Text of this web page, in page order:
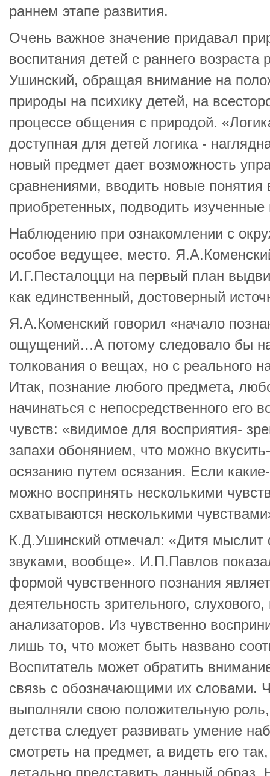
раннем этапе развития.
Очень важное значение придавал
воспитания детей с раннего возраста
Ушинский, обращая внимание на
природы на психику детей, на
процессе общения с природой.
доступная для детей логика -
новый предмет дает возможность
сравнениями, вводить новые понятия
приобретенных, подводить
Наблюдению при ознакомлении с
особое ведущее, место.
И.Г.Песталоцци на первый план
как единственный, достоверный
Я.А.Коменский говорил «начало
ощущений…А потому следовало бы
толкования о вещах, но с реального
Итак, познание любого предмета,
начинаться с непосредственного его
чувств: «видимое для восприятия-
запахи обонянием, что можно
осязанию путем осязания. Если
можно воспринять несколькими
схватываются несколькими
К.Д.Ушинский отмечал: «Дитя
звуками, вообще». И.П.Павлов
формой чувственного познания
деятельность зрительного,
анализаторов. Из чувственно
лишь то, что может быть названо
Воспитатель может обратить
связь с обозначающими их словами.
выполняли свою положительную
детства следует развивать умение
смотреть на предмет, а видеть его